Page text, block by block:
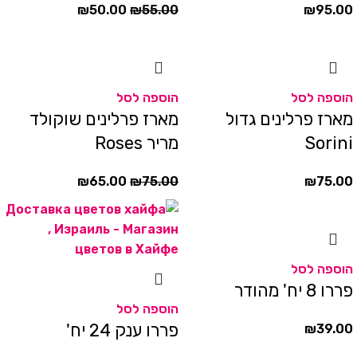
₪95.00
₪55.00
₪50.00
הוספה לסל
מארז פרלינים גדול
Sorini
₪75.00
הוספה לסל
מארז פרלינים שוקולד
מריר Roses
₪75.00
₪65.00
הוספה לסל
פררו 8 יח' מהודר
₪39.00
הוספה לסל
פררו ענק 24 יח'